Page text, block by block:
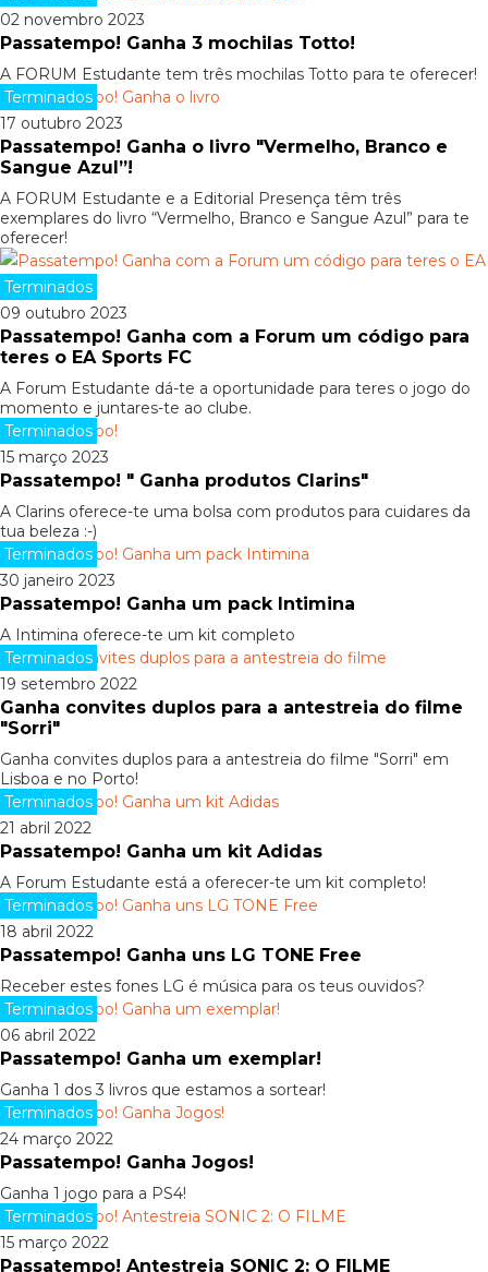
02 novembro 2023
Passatempo! Ganha 3 mochilas Totto!
A FORUM Estudante tem três mochilas Totto para te oferecer!
Terminados
17 outubro 2023
Passatempo! Ganha o livro "Vermelho, Branco e
Sangue Azul”!
A FORUM Estudante e a Editorial Presença têm três
exemplares do livro “Vermelho, Branco e Sangue Azul” para te
oferecer!
Terminados
09 outubro 2023
Passatempo! Ganha com a Forum um código para
teres o EA Sports FC
A Forum Estudante dá-te a oportunidade para teres o jogo do
momento e juntares-te ao clube.
Terminados
15 março 2023
Passatempo! " Ganha produtos Clarins"
A Clarins oferece-te uma bolsa com produtos para cuidares da
tua beleza :-)
Terminados
30 janeiro 2023
Passatempo! Ganha um pack Intimina
A Intimina oferece-te um kit completo
Terminados
19 setembro 2022
Ganha convites duplos para a antestreia do filme
"Sorri"
Ganha convites duplos para a antestreia do filme "Sorri" em
Lisboa e no Porto!
Terminados
21 abril 2022
Passatempo! Ganha um kit Adidas
A Forum Estudante está a oferecer-te um kit completo!
Terminados
18 abril 2022
Passatempo! Ganha uns LG TONE Free
Receber estes fones LG é música para os teus ouvidos?
Terminados
06 abril 2022
Passatempo! Ganha um exemplar!
Ganha 1 dos 3 livros que estamos a sortear!
Terminados
24 março 2022
Passatempo! Ganha Jogos!
Ganha 1 jogo para a PS4!
Terminados
15 março 2022
Passatempo! Antestreia SONIC 2: O FILME